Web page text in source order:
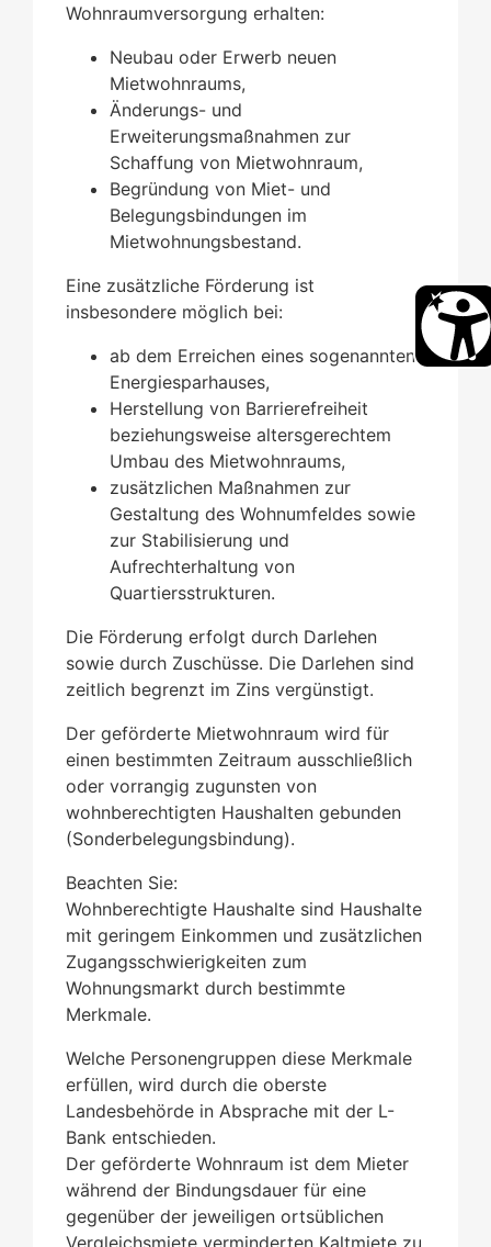
Wohnraumversorgung erhalten:
Neubau oder Erwerb neuen
Mietwohnraums,
Änderungs- und
Erweiterungsmaßnahmen zur
Schaffung von Mietwohnraum,
Begründung von Miet- und
Belegungsbindungen im
Mietwohnungsbestand.
Eine zusätzliche Förderung ist
insbesondere möglich bei:
ab dem Erreichen eines sogenannten
Energiesparhauses,
Herstellung von Barrierefreiheit
beziehungsweise altersgerechtem
Umbau des Mietwohnraums,
zusätzlichen Maßnahmen zur
Gestaltung des Wohnumfeldes sowie
zur Stabilisierung und
Aufrechterhaltung von
Quartiersstrukturen.
Die Förderung erfolgt durch Darlehen
sowie durch Zuschüsse. Die Darlehen sind
zeitlich begrenzt im Zins vergünstigt.
Der geförderte Mietwohnraum wird für
einen bestimmten Zeitraum ausschließlich
oder vorrangig zugunsten von
wohnberechtigten Haushalten gebunden
(Sonderbelegungsbindung).
Beachten Sie:
Wohnberechtigte Haushalte sind Haushalte
mit geringem Einkommen und zusätzlichen
Zugangsschwierigkeiten zum
Wohnungsmarkt durch bestimmte
Merkmale.
Welche Personengruppen diese Merkmale
erfüllen, wird durch die oberste
Landesbehörde in Absprache mit der L-
Bank entschieden.
Der geförderte Wohnraum ist dem Mieter
während der Bindungsdauer für eine
gegenüber der jeweiligen ortsüblichen
Vergleichsmiete verminderten Kaltmiete zu